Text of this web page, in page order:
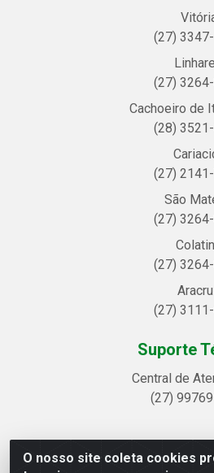
O nosso site coleta cookies
(27)
(27)
Cachoeiro de
(28)
(27)
São
(27)
(27)
(27)
Suporte
Central de
(27)
Linhavix Distribuidora LTDA -